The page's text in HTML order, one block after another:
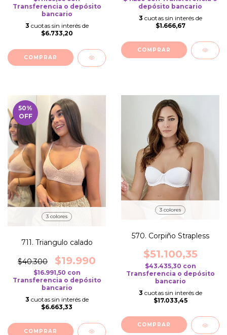
Transferencia o depósito
bancario
3 cuotas sin interés de
$6.733,20
COMPRAR
depósito bancario
3 cuotas sin interés de
$1.666,67
COMPRAR
50%
OFF
3 colores
711. Triangulo calado
$40.300 $19.990
$16.991,50 con
Transferencia o depósito
bancario
3 cuotas sin interés de
$6.663,33
COMPRAR
3 colores
570. Corpiño Strapless
$51.100,35
$43.435,30 con
Transferencia o depósito
bancario
3 cuotas sin interés de
$17.033,45
COMPRAR